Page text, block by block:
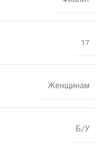
17
Женщинам
Б/У